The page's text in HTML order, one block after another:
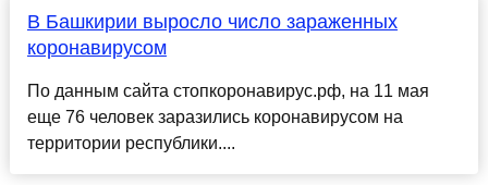
В Башкирии выросло число зараженных
коронавирусом
По данным сайта стопкоронавирус.рф, на 11 мая
еще 76 человек заразились коронавирусом на
территории республики....